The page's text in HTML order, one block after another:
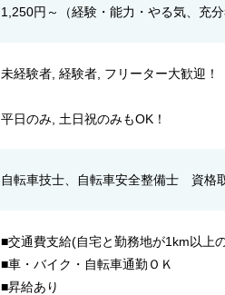
1,250円～（経験・能力・やる気、充
未経験者, 経験者, フリーター大歓迎！
平日のみ, 土日祝のみもOK！
自転車技士、自転車安全整備士 資格
■交通費支給(自宅と勤務地が1km以上
■車・バイク・自転車通勤ＯＫ
■昇給あり